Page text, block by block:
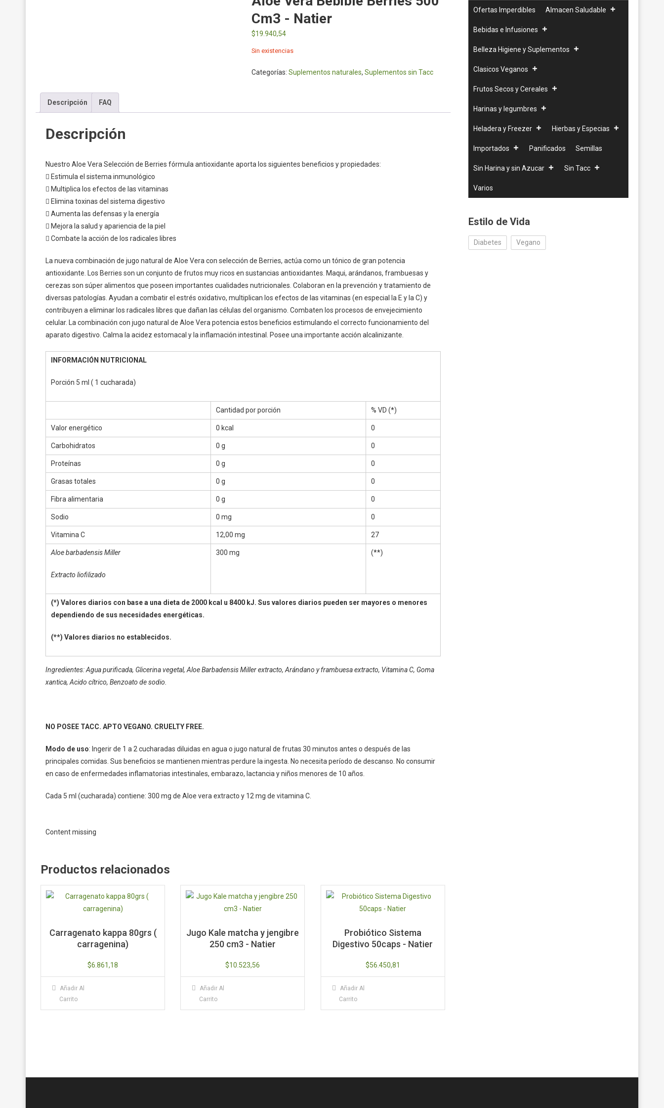
Cm3 - Natier
$19.940,54
Sin existencias
Categorías: Suplementos naturales, Suplementos sin Tacc
Descripción FAQ
Descripción
Nuestro Aloe Vera Selección de Berries fórmula antioxidante aporta los siguientes beneficios y propiedades:
 Estimula el sistema inmunológico
 Multiplica los efectos de las vitaminas
 Elimina toxinas del sistema digestivo
 Aumenta las defensas y la energía
 Mejora la salud y apariencia de la piel
 Combate la acción de los radicales libres
La nueva combinación de jugo natural de Aloe Vera con selección de Berries, actúa como un tónico de gran potencia
antioxidante. Los Berries son un conjunto de frutos muy ricos en sustancias antioxidantes. Maqui, arándanos, frambuesas y
cerezas son súper alimentos que poseen importantes cualidades nutricionales. Colaboran en la prevención y tratamiento de
diversas patologías. Ayudan a combatir el estrés oxidativo, multiplican los efectos de las vitaminas (en especial la E y la C) y
contribuyen a eliminar los radicales libres que dañan las células del organismo. Combaten los procesos de envejecimiento
celular. La combinación con jugo natural de Aloe Vera potencia estos beneficios estimulando el correcto funcionamiento del
aparato digestivo. Calma la acidez estomacal y la inflamación intestinal. Posee una importante acción alcalinizante.
INFORMACIÓN NUTRICIONAL
Porción 5 ml ( 1 cucharada)
Cantidad por porción % VD (*)
Valor energético 0 kcal 0
Carbohidratos 0 g 0
Proteínas 0 g 0
Grasas totales 0 g 0
Fibra alimentaria 0 g 0
Sodio 0 mg 0
Vitamina C 12,00 mg 27
Aloe barbadensis Miller
Extracto liofilizado
300 mg (**)
(*) Valores diarios con base a una dieta de 2000 kcal u 8400 kJ. Sus valores diarios pueden ser mayores o menores
dependiendo de sus necesidades energéticas.
(**) Valores diarios no establecidos.
Ingredientes: Agua purificada, Glicerina vegetal, Aloe Barbadensis Miller extracto, Arándano y frambuesa extracto, Vitamina C, Goma
xantica, Acido cítrico, Benzoato de sodio.
NO POSEE TACC. APTO VEGANO. CRUELTY FREE.
Modo de uso: Ingerir de 1 a 2 cucharadas diluidas en agua o jugo natural de frutas 30 minutos antes o después de las
principales comidas. Sus beneficios se mantienen mientras perdure la ingesta. No necesita período de descanso. No consumir
en caso de enfermedades inflamatorias intestinales, embarazo, lactancia y niños menores de 10 años.
Cada 5 ml (cucharada) contiene: 300 mg de Aloe vera extracto y 12 mg de vitamina C.
Content missing
Productos relacionados
Carragenato kappa 80grs (
carragenina)
$6.861,18
Añadir Al
Carrito
Jugo Kale matcha y jengibre
250 cm3 - Natier
$10.523,56
Añadir Al
Carrito
Probiótico Sistema
Digestivo 50caps - Natier
$56.450,81
Añadir Al
Carrito
Ofertas Imperdibles Almacen Saludable
Bebidas e Infusiones
Belleza Higiene y Suplementos
Clasicos Veganos
Frutos Secos y Cereales
Harinas y legumbres
Heladera y Freezer Hierbas y Especias
Importados Panificados Semillas
Sin Harina y sin Azucar Sin Tacc
Varios
Estilo de Vida
Diabetes Vegano